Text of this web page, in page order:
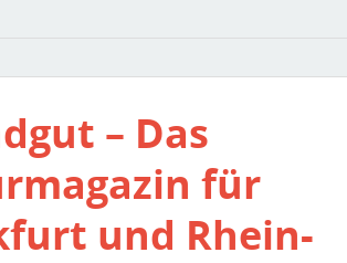
– Das
für
und Rhein-